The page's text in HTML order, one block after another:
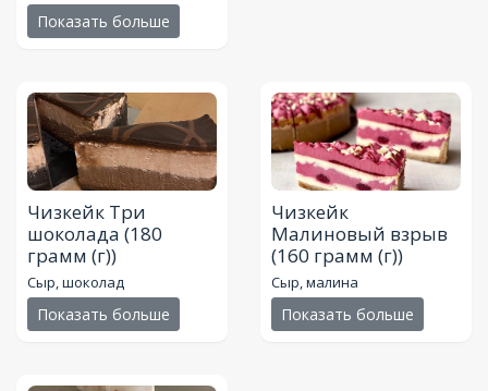
Показать больше
Чизкейк Три
шоколада (180
грамм (г))
Сыр, шоколад
Показать больше
Чизкейк
Малиновый взрыв
(160 грамм (г))
Сыр, малина
Показать больше